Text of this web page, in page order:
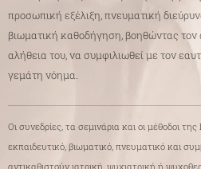
προσωπική εξέλιξη, πνευματική
βιωματική καθοδήγηση, βοηθώντας
αλήθεια του, να συμφιλιωθεί με τον
γεμάτη νόημα.
Οι συνεδρίες, τα σεμινάρια και οι μέθοδοι
εκπαιδευτικό, βιωματικό, πνευματικό και
αντικαθιστούν ιατρική, ψυχιατρική ή